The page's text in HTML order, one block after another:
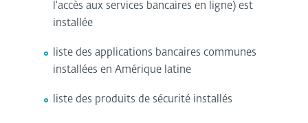
l'accès aux services bancaires en ligne) est
installée
liste des applications bancaires communes
installées en Amérique latine
liste des produits de sécurité installés